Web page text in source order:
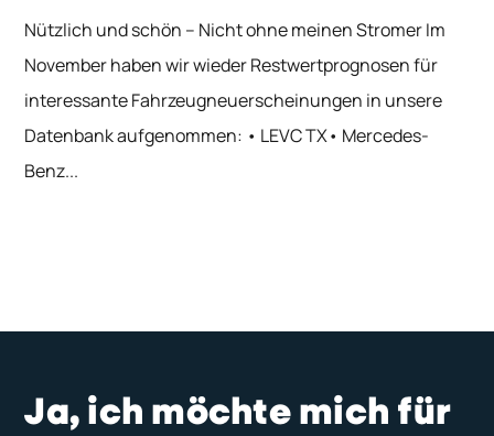
Nützlich und schön – Nicht ohne meinen Stromer Im
November haben wir wieder Restwertprognosen für
interessante Fahrzeugneuerscheinungen in unsere
Datenbank aufgenommen: • LEVC TX• Mercedes-
Benz...
Ja, ich möchte mich für